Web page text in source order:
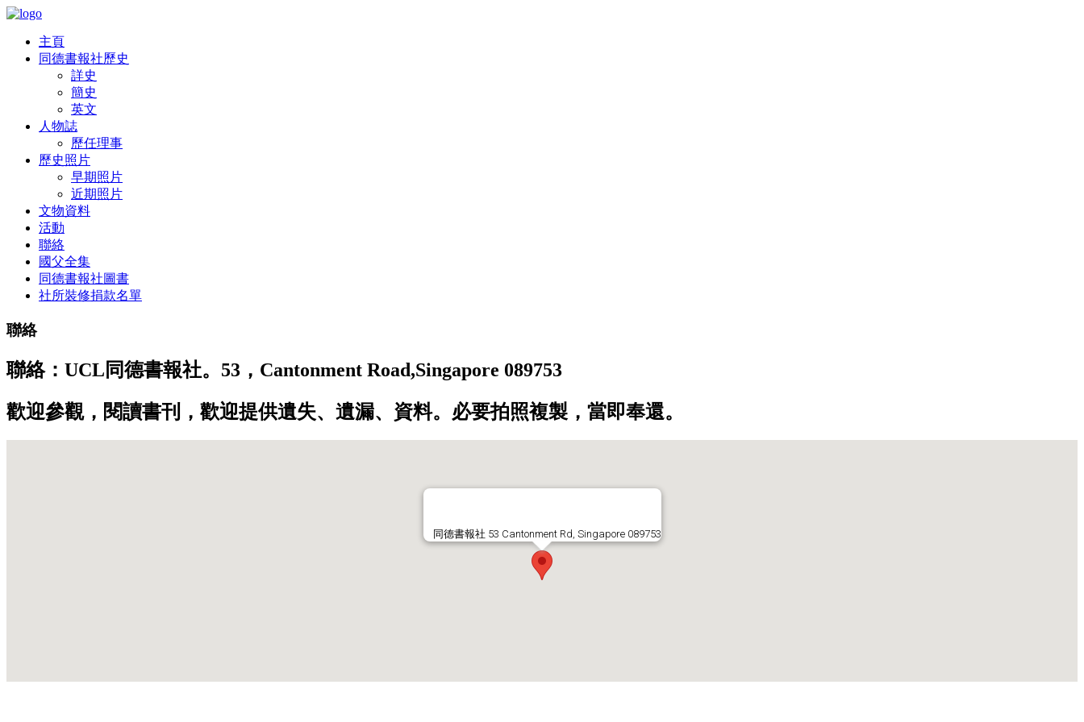
主頁
同德書報社歷史
詳史
簡史
英文
人物誌
歷任理事
歷史照片
早期照片
近期照片
文物資料
活動
聯絡
國父全集
同德書報社圖書
社所裝修捐款名單
聯絡
聯絡：UCL同德書報社。53，Cantonment Road,Singapore 089753
歡迎參觀，閱讀書刊，歡迎提供遺失、遺漏、資料。必要拍照複製，當即奉還。
同德書報社 53 Cantonment Rd, Singapore 089753